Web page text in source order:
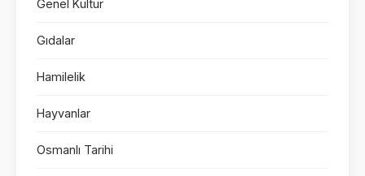
Genel Kültür
Gıdalar
Hamilelik
Hayvanlar
Osmanlı Tarihi